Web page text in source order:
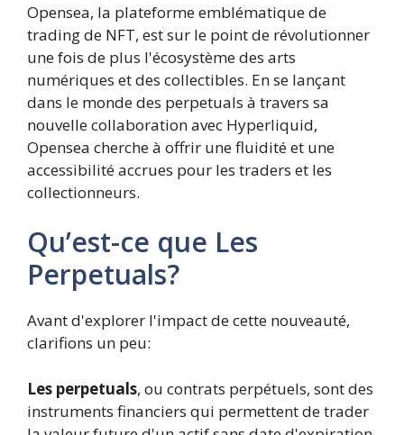
Opensea, la plateforme emblématique de
trading de NFT, est sur le point de révolutionner
une fois de plus l'écosystème des arts
numériques et des collectibles. En se lançant
dans le monde des perpetuals à travers sa
nouvelle collaboration avec Hyperliquid,
Opensea cherche à offrir une fluidité et une
accessibilité accrues pour les traders et les
collectionneurs.
Qu’est-ce que Les
Perpetuals?
Avant d'explorer l'impact de cette nouveauté,
clarifions un peu:
Les perpetuals, ou contrats perpétuels, sont des
instruments financiers qui permettent de trader